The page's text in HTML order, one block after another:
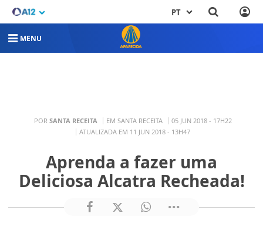
PT
MENU
POR SANTA RECEITA EM SANTA RECEITA
05 JUN 2018 - 17H22
ATUALIZADA EM 11 JUN 2018 - 13H47
Aprenda a fazer uma
Deliciosa Alcatra Recheada!